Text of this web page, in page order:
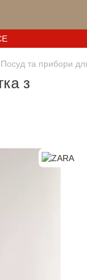
Посуд та прибори
з